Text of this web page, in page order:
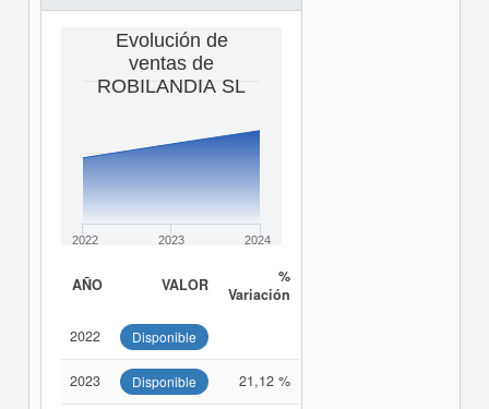
Evolución de
ventas de
ROBILANDIA SL
2022 2023 2024
AÑO VALOR
%
Variación
2022 Disponible
2023 Disponible 21,12 %